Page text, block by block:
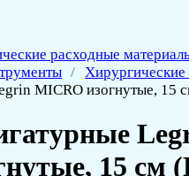
расходные
/
MICRO изогнутые, 15
15 см